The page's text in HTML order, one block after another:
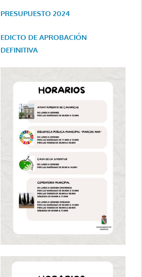
PRESUPUESTO 2024
EDICTO DE APROBACIÓN
DEFINITIVA